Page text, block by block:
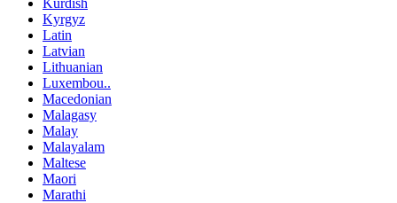
Kurdish
Kyrgyz
Latin
Latvian
Lithuanian
Luxembou..
Macedonian
Malagasy
Malay
Malayalam
Maltese
Maori
Marathi